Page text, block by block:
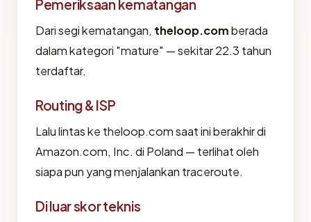
Pemeriksaan kematangan
Dari segi kematangan, theloop.comberada
dalam kategori "mature" — sekitar 22.3 tahun
terdaftar.
Routing & ISP
Lalu lintas ke theloop.com saat ini berakhir di
Amazon.com, Inc. di Poland — terlihat oleh
siapa pun yang menjalankan traceroute.
Di luar skor teknis